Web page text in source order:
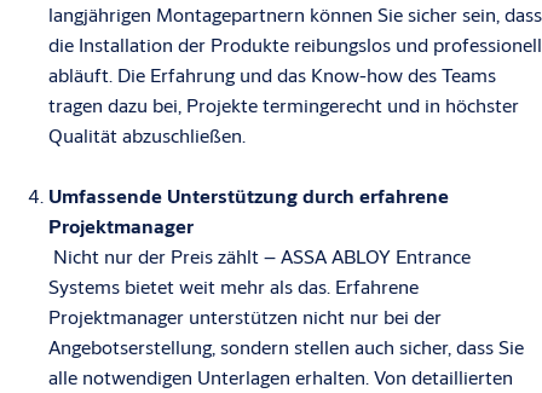
langjährigen Montagepartnern können Sie sicher sein, dass
die Installation der Produkte reibungslos und professionell
abläuft. Die Erfahrung und das Know-how des Teams
tragen dazu bei, Projekte termingerecht und in höchster
Qualität abzuschließen.
Umfassende Unterstützung durch erfahrene
Projektmanager
Nicht nur der Preis zählt – ASSA ABLOY Entrance
Systems bietet weit mehr als das. Erfahrene
Projektmanager unterstützen nicht nur bei der
Angebotserstellung, sondern stellen auch sicher, dass Sie
alle notwendigen Unterlagen erhalten. Von detaillierten